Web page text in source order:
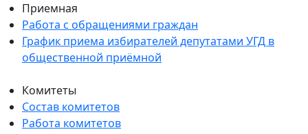
Приемная
Работа с обращениями граждан
График приема избирателей депутатами УГД в
общественной приёмной
Комитеты
Состав комитетов
Работа комитетов